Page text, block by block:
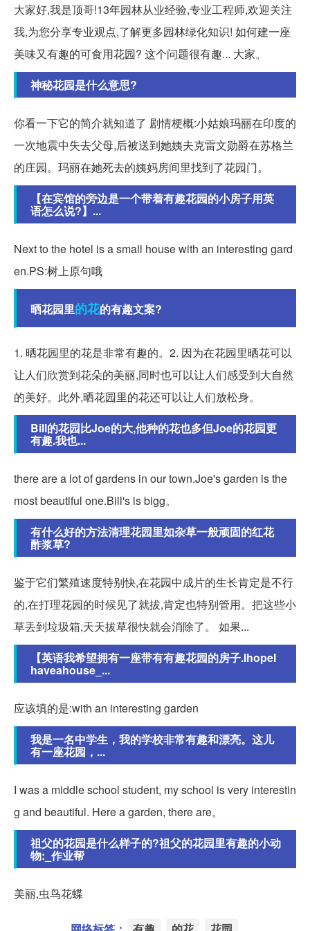
大家好,我是顶哥!13年园林从业经验,专业工程师,欢迎关注
我,为您分享专业观点,了解更多园林绿化知识! 如何建一座
美味又有趣的可食用花园? 这个问题很有趣... 大家。
神秘花园是什么意思?
你看一下它的简介就知道了 剧情梗概:小姑娘玛丽在印度的
一次地震中失去父母,后被送到她姨夫克雷文勋爵在苏格兰
的庄园。玛丽在她死去的姨妈房间里找到了花园门。
【在宾馆的旁边是一个带着有趣花园的小房子用英
语怎么说?】...
Next to the hotel is a small house with an interesting gard
en.PS:树上原句哦
晒花园里的花的有趣文案?
1. 晒花园里的花是非常有趣的。2. 因为在花园里晒花可以
让人们欣赏到花朵的美丽,同时也可以让人们感受到大自然
的美好。此外,晒花园里的花还可以让人们放松身。
Bill的花园比Joe的大,他种的花也多但Joe的花园更
有趣.我也...
there are a lot of gardens in our town.Joe's garden is the
most beautiful one.Bill's is bigg。
有什么好的方法清理花园里如杂草一般顽固的红花
酢浆草?
鉴于它们繁殖速度特别快,在花园中成片的生长肯定是不行
的,在打理花园的时候见了就拔,肯定也特别管用。把这些小
草丢到垃圾箱,天天拔草很快就会消除了。 如果...
【英语我希望拥有一座带有有趣花园的房子.IhopeI
haveahouse_...
应该填的是:with an interesting garden
我是一名中学生，我的学校非常有趣和漂亮。这儿
有一座花园，...
I was a middle school student, my school is very interestin
g and beautiful. Here a garden, there are。
祖父的花园是什么样子的?祖父的花园里有趣的小动
物:_作业帮
美丽,虫鸟花蝶